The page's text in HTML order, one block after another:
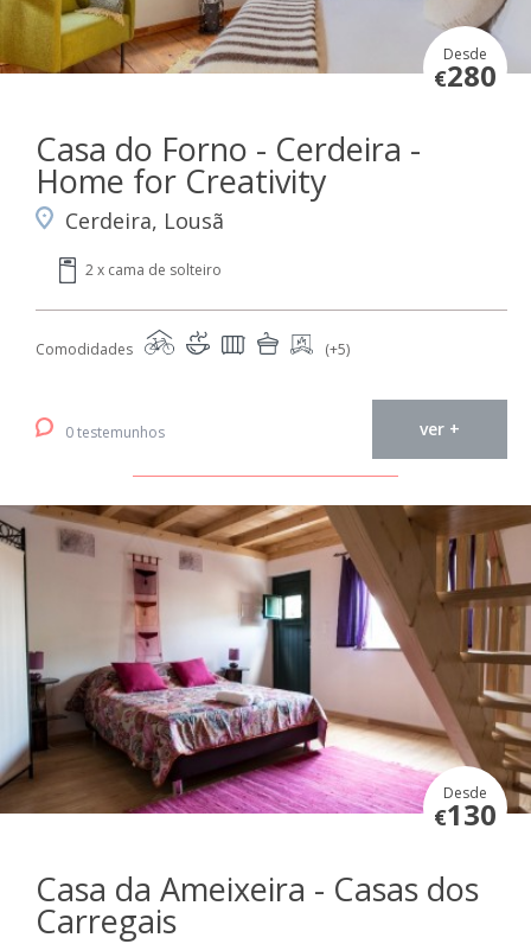
Desde
€280
Casa do Forno - Cerdeira -
Home for Creativity
Cerdeira, Lousã
2 x cama de solteiro
Comodidades (+5)
0 testemunhos ver +
Desde
€130
Casa da Ameixeira - Casas dos
Carregais